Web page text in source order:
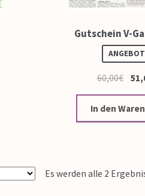
Gutschein V-
60,00€
In den
Es werden alle 2